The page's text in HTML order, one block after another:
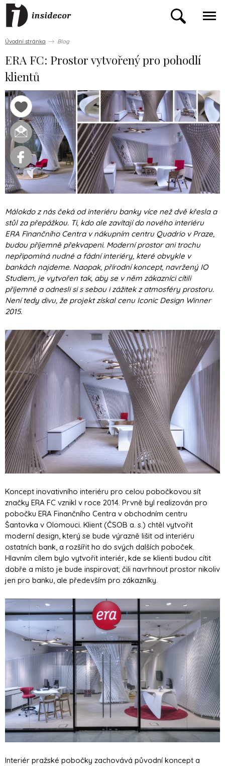
Úvodní stránka Blog
ERA FC: Prostor vytvořený pro pohodlí
klientů
Málokdo z nás čeká od interiéru banky více než dvě křesla a
stůl za přepážkou. Ti, kdo ale zavítají do nového interiéru
ERA Finančního Centra v nákupním centru Quadrio v Praze,
budou příjemně překvapeni. Moderní prostor ani trochu
nepřipomíná nudné a fádní interiéry, které obvykle v
bankách najdeme. Naopak, přírodní koncept, navržený IO
Studiem, je vytvořen tak, aby se v něm zákazníci cítili
příjemně a odnesli si s sebou i zážitek z atmosféry prostoru.
Není tedy divu, že projekt získal cenu Iconic Design Winner
2015.
Koncept inovativního interiéru pro celou pobočkovou sít
značky ERA FC vznikl v roce 2014. Prvně byl realizován pro
pobočku ERA Finančního Centra v obchodním centru
Šantovka v Olomouci. Klient (ČSOB a. s.) chtěl vytvořit
moderní design, který se bude výrazně lišit od interiéru
ostatních bank, a rozšířit ho do svých dalších poboček.
Hlavním cílem bylo vytvořit interiér, kde se klienti budou cítit
dobře a místo je bude inspirovat; čili navrhnout prostor nikoliv
jen pro banku, ale především pro zákazníky.
Interiér pražské pobočky zachovává původní koncept a